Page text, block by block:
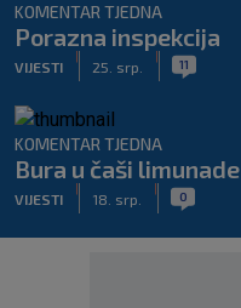
KOMENTAR TJEDNA
Porazna inspekcija
VIJESTI 25. srp. 11
KOMENTAR TJEDNA
Bura u čaši limunade
VIJESTI 18. srp. 0